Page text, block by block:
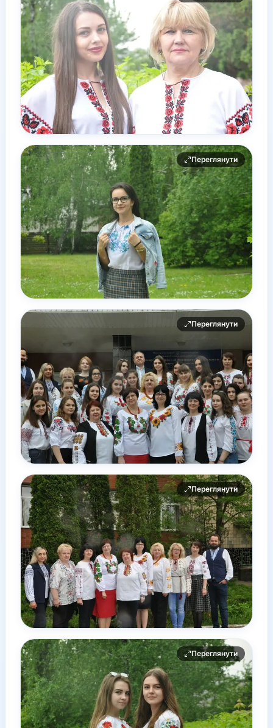
Переглянути
Переглянути
Переглянути
Переглянути